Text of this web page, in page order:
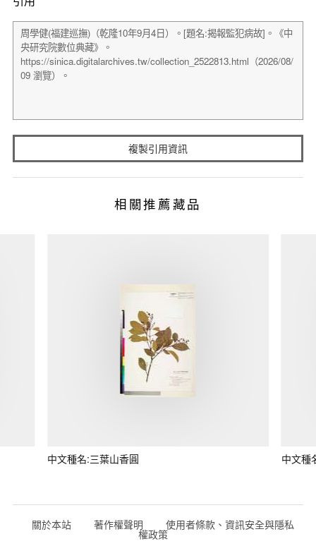
複製引用資訊
相關推薦藏品
中文種名:三葉山香圓 中文種
關於本站 著作權聲明 使用者條款、資訊安全與隱私
權政策